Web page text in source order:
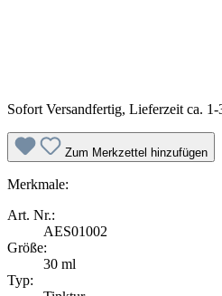
Sofort Versandfertig, Lieferzeit ca. 1-
Zum Merkzettel hinzufügen
Merkmale:
Art. Nr.:
AES01002
Größe:
30 ml
Typ: